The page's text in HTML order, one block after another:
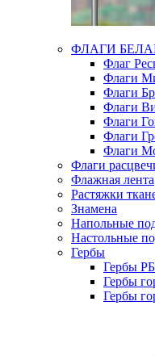
ФЛАГИ
Флаг
Флаги
Флаги
Флаги
Флаги
Флаги
Флаги
Флаги
Флажная лента
Растяжки
Знамена
Напольные
Настольные
Гербы
Гербы РБ
Гербы
Гербы